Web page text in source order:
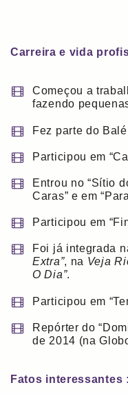
Carreira e vida
Começou a
fazendo
Fez parte do
Participou em
Entrou no “Sítio
Caras” e em
Participou em
Foi já integrada
Extra”, na Veja
O Dia”.
Participou em
Repórter do
de 2014 (na
Fatos interessantes :